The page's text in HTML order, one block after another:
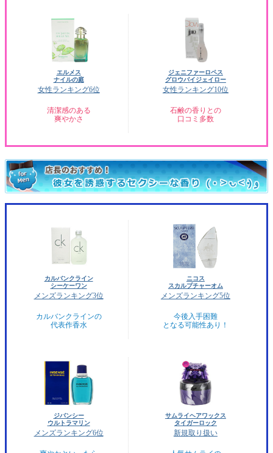
エルメス
ナイルの庭
女性ランキング6位
清潔感のある
爽やかさ
ジェニファーロペス
グロウバイジェイロー
女性ランキング10位
石鹸の香りとの
口コミ多数
カルバンクライン
シーケーワン
メンズランキング3位
カルバンクラインの
代表作香水
ニコス
スカルプチャーオム
メンズランキング5位
今後入手困難
となる可能性あり！
ジバンシー
ウルトラマリン
メンズランキング6位
サムライヘアワックス
タイガーロック
新規取り扱い